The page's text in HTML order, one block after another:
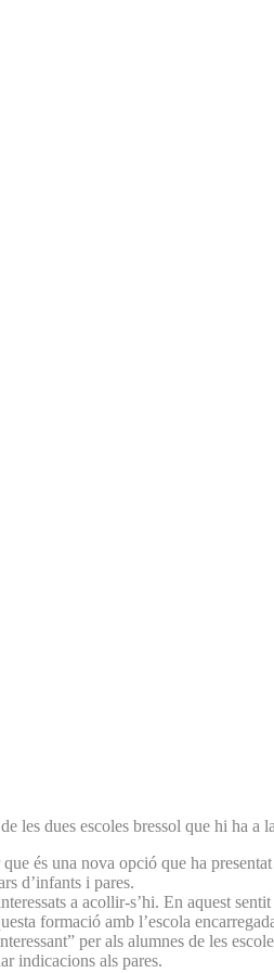
les dues escoles bressol que hi ha
és una nova opció que ha
d’infants i pares.
a acollir-s’hi. En aquest
formació amb l’escola
per als alumnes de les
indicacions als pares.